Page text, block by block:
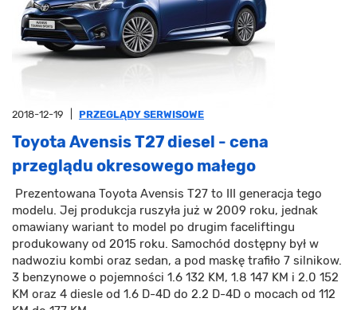
2018-12-19 PRZEGLĄDY SERWISOWE
Toyota Avensis T27 diesel - cena
przeglądu okresowego małego
Prezentowana Toyota Avensis T27 to III generacja tego
modelu. Jej produkcja ruszyła już w 2009 roku, jednak
omawiany wariant to model po drugim faceliftingu
produkowany od 2015 roku. Samochód dostępny był w
nadwoziu kombi oraz sedan, a pod maskę trafiło 7 silnikow.
3 benzynowe o pojemności 1.6 132 KM, 1.8 147 KM i 2.0 152
KM oraz 4 diesle od 1.6 D-4D do 2.2 D-4D o mocach od 112